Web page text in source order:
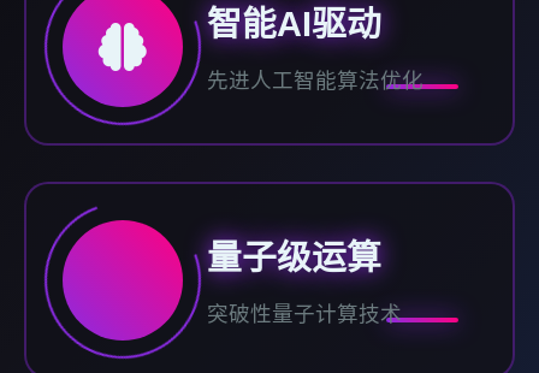
智能AI驱动
先进人工智能算法优化
量子级运算
突破性量子计算技术